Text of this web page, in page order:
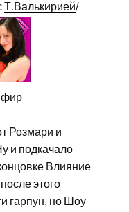
Т.Валькирией/
Розмари и
и подкачало
Влияние
этого
гарпун, но Шоу